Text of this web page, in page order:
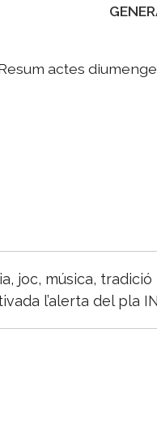
actes
joc, música,
l’alerta del pla